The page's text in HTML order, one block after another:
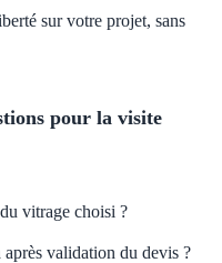
sur votre projet, sans
pour la visite
vitrage choisi ?
après validation du devis ?